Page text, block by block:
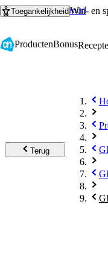
Ga naar hoofdinhoud
Ga naar zoeken
ToegankelijkheidWin- en
ProductenBonus
Terug